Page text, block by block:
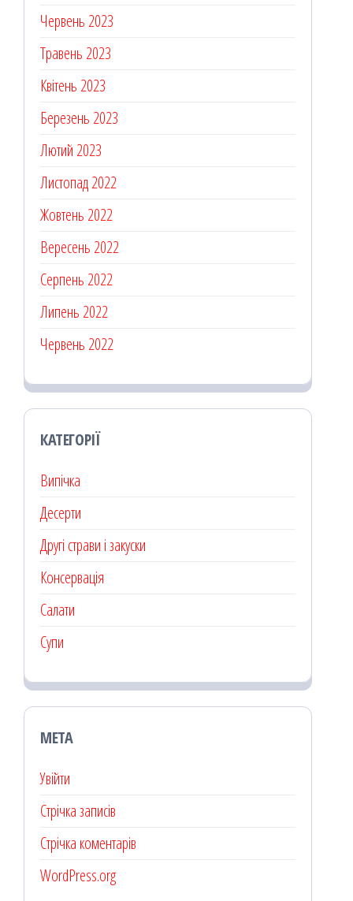
Червень 2023
Травень 2023
Квітень 2023
Березень 2023
Лютий 2023
Листопад 2022
Жовтень 2022
Вересень 2022
Серпень 2022
Липень 2022
Червень 2022
КАТЕГОРІЇ
Випічка
Десерти
Другі страви і закуски
Консервація
Салати
Супи
МЕТА
Увійти
Стрічка записів
Стрічка коментарів
WordPress.org